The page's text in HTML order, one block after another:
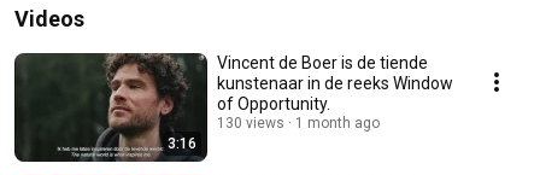
Videos
3:16
Vincent de Boer is de tiende
kunstenaar in de reeks Window
of Opportunity.
130 views 1 month ago